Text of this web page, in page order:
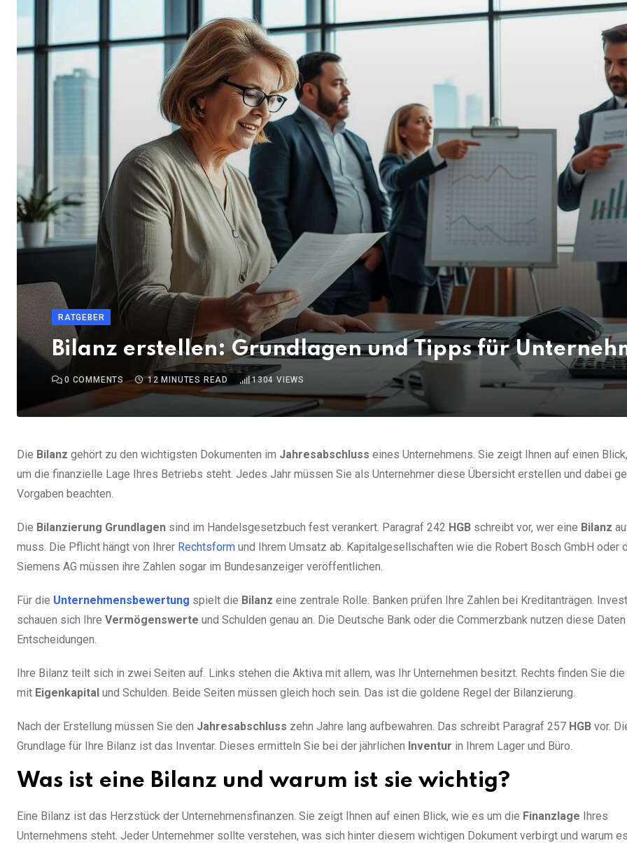
RATGEBER
Bilanz erstellen: Grundlagen und Tipps für
0 COMMENTS 12 MINUTES READ 1304 VIEWS
Die Bilanz gehört zu den wichtigsten Dokumenten im Jahresabschluss eines Unternehmens. Sie zeigt Ihnen auf einen
um die finanzielle Lage Ihres Betriebs steht. Jedes Jahr müssen Sie als Unternehmer diese Übersicht erstellen und dabei
Vorgaben beachten.
Die Bilanzierung Grundlagen sind im Handelsgesetzbuch fest verankert. Paragraf 242 HGB schreibt vor, wer eine Bilanz
muss. Die Pflicht hängt von Ihrer Rechtsform und Ihrem Umsatz ab. Kapitalgesellschaften wie die Robert Bosch GmbH oder
Siemens AG müssen ihre Zahlen sogar im Bundesanzeiger veröffentlichen.
Für die Unternehmensbewertung spielt die Bilanz eine zentrale Rolle. Banken prüfen Ihre Zahlen bei Kreditanträgen.
schauen sich Ihre Vermögenswerte und Schulden genau an. Die Deutsche Bank oder die Commerzbank nutzen diese
Entscheidungen.
Ihre Bilanz teilt sich in zwei Seiten auf. Links stehen die Aktiva mit allem, was Ihr Unternehmen besitzt. Rechts finden Sie
mit Eigenkapital und Schulden. Beide Seiten müssen gleich hoch sein. Das ist die goldene Regel der Bilanzierung.
Nach der Erstellung müssen Sie den Jahresabschluss zehn Jahre lang aufbewahren. Das schreibt Paragraf 257 HGB vor.
Grundlage für Ihre Bilanz ist das Inventar. Dieses ermitteln Sie bei der jährlichen Inventur in Ihrem Lager und Büro.
Was ist eine Bilanz und warum ist sie wichtig?
Eine Bilanz ist das Herzstück der Unternehmensfinanzen. Sie zeigt Ihnen auf einen Blick, wie es um die Finanzlage Ihres
Unternehmens steht. Jeder Unternehmer sollte verstehen, was sich hinter diesem wichtigen Dokument verbirgt und warum